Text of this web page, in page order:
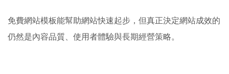
免費網站模板能幫助網站快速起步，但真正決定網站成效的
仍然是內容品質、使用者體驗與長期經營策略。